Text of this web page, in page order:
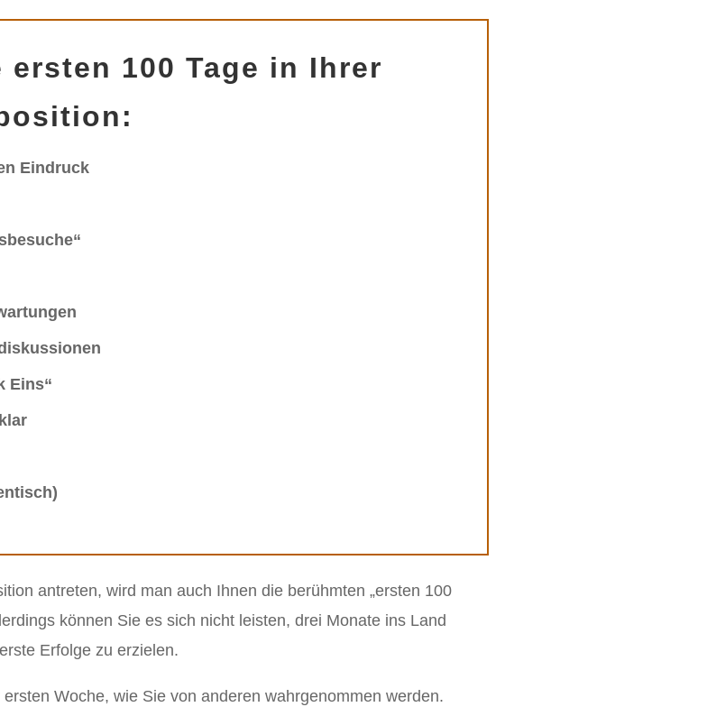
100 Tage in Ihrer
Eindruck
Eins“
antreten, wird man auch Ihnen die berühmten „ersten 100
können Sie es sich nicht leisten, drei Monate ins Land
Erfolge zu erzielen.
Woche, wie Sie von anderen wahrgenommen werden.